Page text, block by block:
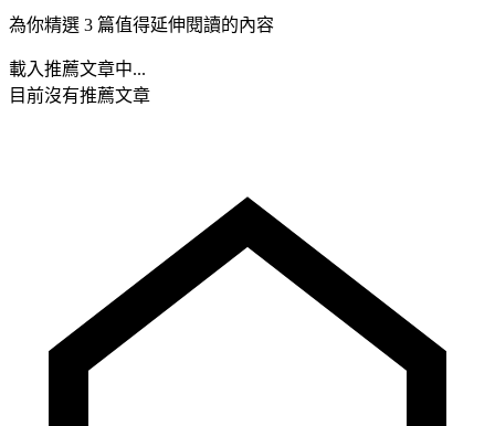
為你精選 3 篇值得延伸閱讀的內容
載入推薦文章中...
目前沒有推薦文章